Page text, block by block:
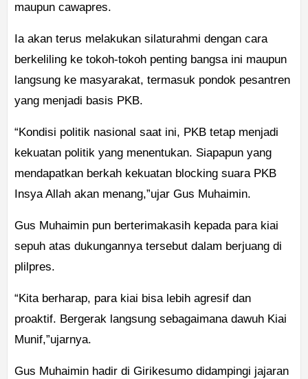
maupun cawapres.
Ia akan terus melakukan silaturahmi dengan cara
berkeliling ke tokoh-tokoh penting bangsa ini maupun
langsung ke masyarakat, termasuk pondok pesantren
yang menjadi basis PKB.
“Kondisi politik nasional saat ini, PKB tetap menjadi
kekuatan politik yang menentukan. Siapapun yang
mendapatkan berkah kekuatan blocking suara PKB
Insya Allah akan menang,”ujar Gus Muhaimin.
Gus Muhaimin pun berterimakasih kepada para kiai
sepuh atas dukungannya tersebut dalam berjuang di
plilpres.
“Kita berharap, para kiai bisa lebih agresif dan
proaktif. Bergerak langsung sebagaimana dawuh Kiai
Munif,”ujarnya.
Gus Muhaimin hadir di Girikesumo didampingi jajaran